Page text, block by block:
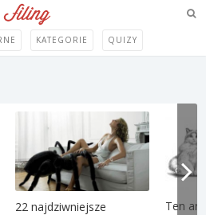
KATEGORIE QUIZY
22 najdziwniejsze
Ten